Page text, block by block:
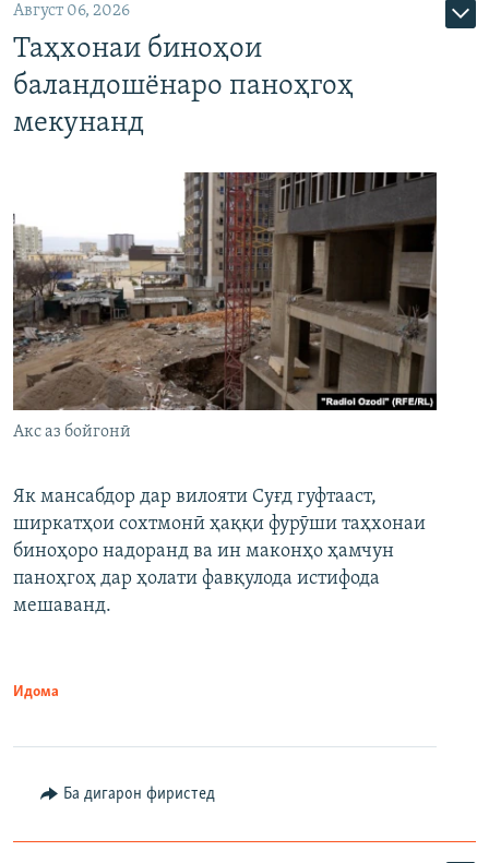
Август 06, 2026
Таҳхонаи биноҳои
баландошёнаро паноҳгоҳ
мекунанд
Акс аз бойгонӣ
Як мансабдор дар вилояти Суғд гуфтааст,
ширкатҳои сохтмонӣ ҳаққи фурӯши таҳхонаи
биноҳоро надоранд ва ин маконҳо ҳамчун
паноҳгоҳ дар ҳолати фавқулода истифода
мешаванд.
Идома
Ба дигарон фиристед